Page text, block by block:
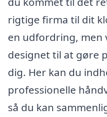
rigtige firma til dit
en udfordring, men
designet til at gøre
dig. Her kan du
professionelle
så du kan